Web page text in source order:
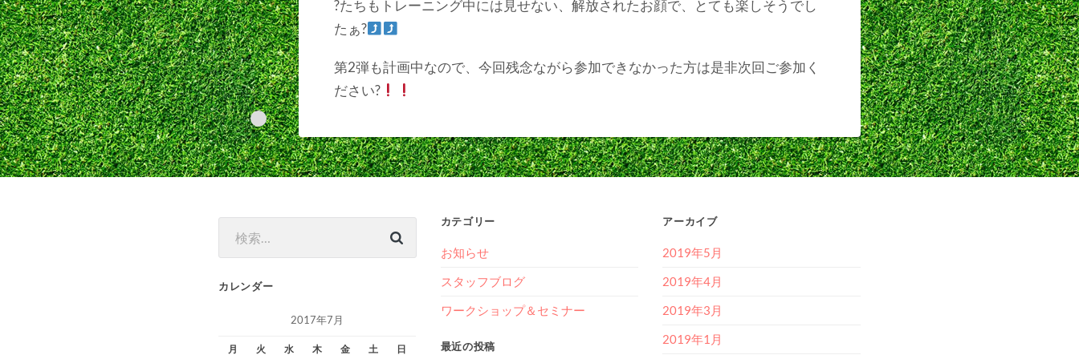
?たちもトレーニング中には見せない、解放されたお顔で、とても楽しそうでし
たぁ?
第2弾も計画中なので、今回残念ながら参加できなかった方は是非次回ご参加く
ださい?
カレンダー
2017年7月
月 火 水 木 金 土 日
カテゴリー
お知らせ
スタッフブログ
ワークショップ＆セミナー
最近の投稿
アーカイブ
2019年5月
2019年4月
2019年3月
2019年1月